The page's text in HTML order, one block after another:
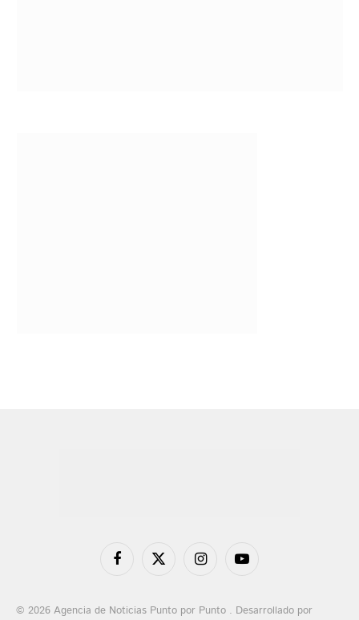
FacebookX
InstagramYouTube
© 2026 Agencia de Noticias Punto por Punto . Desarrollado por